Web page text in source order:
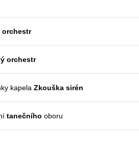
orchestr
orchestr
kapela Zkouška sirén
tanečního oboru